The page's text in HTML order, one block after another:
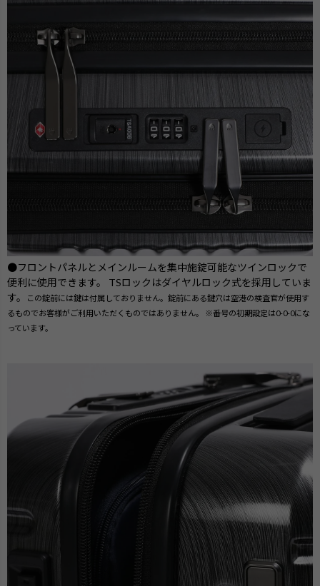
●フロントパネルとメインルームを集中施錠可能なツインロックで
便利に使用できます。 TSロックはダイヤルロック式を採用していま
す。
この錠前には鍵は付属しておりません。錠前にある鍵穴は空港の検査官が使用す
るものでお客様がご利用いただくものではありません。 ※番号の初期設定は0-0-0にな
っています。